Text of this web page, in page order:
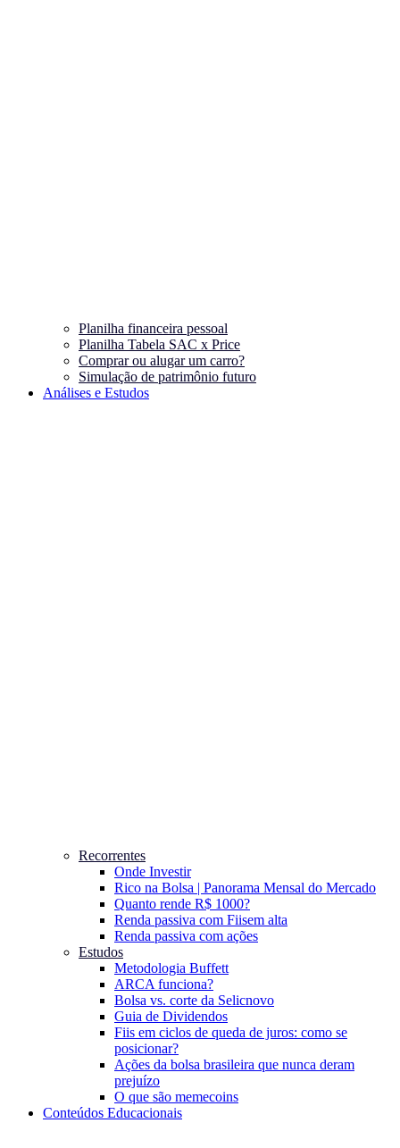
Planilha financeira pessoal
Planilha Tabela SAC x Price
Comprar ou alugar um carro?
Simulação de patrimônio futuro
Análises e Estudos
Recorrentes
Onde Investir
Rico na Bolsa | Panorama Mensal do Mercado
Quanto rende R$ 1000?
Renda passiva com Fiisem alta
Renda passiva com ações
Estudos
Metodologia Buffett
ARCA funciona?
Bolsa vs. corte da Selicnovo
Guia de Dividendos
Fiis em ciclos de queda de juros: como se
posicionar?
Ações da bolsa brasileira que nunca deram
prejuízo
O que são memecoins
Conteúdos Educacionais